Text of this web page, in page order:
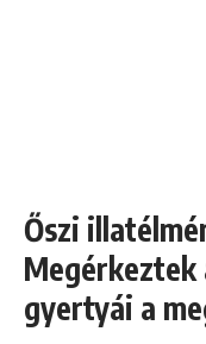
Őszi
gyertyái a